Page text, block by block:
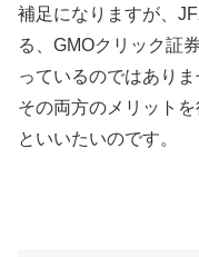
補足になりますが、
る、GMOクリック証
っているのではあり
その両方のメリット
といいたいのです。